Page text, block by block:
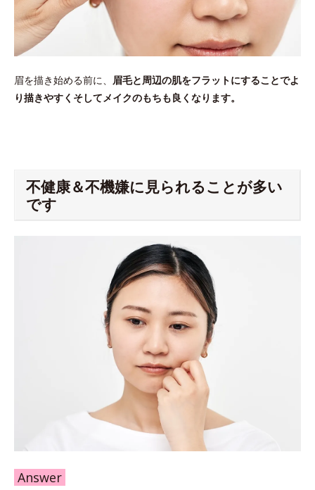
眉を描き始める前に、 眉毛と周辺の肌をフラットにすることでよ
り描きやすくそしてメイクのもちも良くなります。
不健康＆不機嫌に見られることが多い
です
Answer